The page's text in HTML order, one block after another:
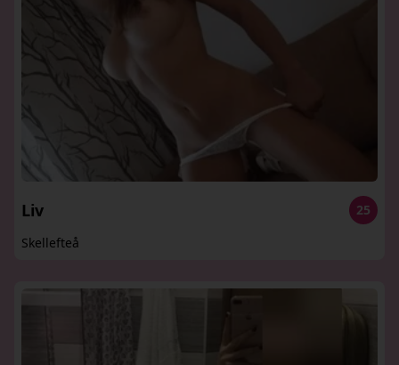
Liv
25
Skellefteå